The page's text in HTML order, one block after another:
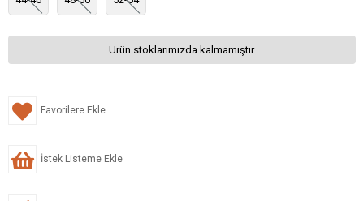
Ürün stoklarımızda kalmamıştır.
Favorilere Ekle
İstek Listeme Ekle